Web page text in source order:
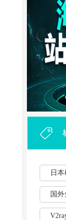
国
· 骨灰
·
· 外
2023
日
国